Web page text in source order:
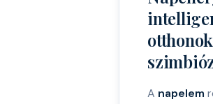
otthonok
A napelem